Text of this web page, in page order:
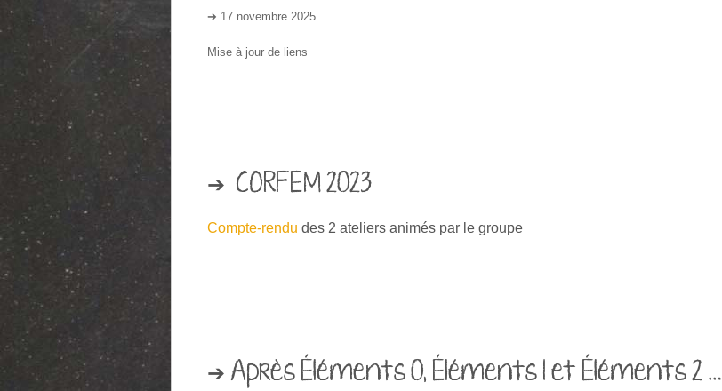
➔ 17 novembre 2025
Mise à jour de liens
➔ CORFEM 2023
Compte-rendu des 2 ateliers animés par le groupe
➔ Après Éléments 0, Éléments 1 et Éléments 2 …